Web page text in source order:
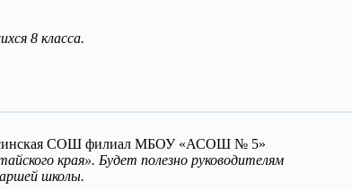
8 класса.
СОШ филиал МБОУ «АСОШ № 5»
края». Будет полезно руководителям
школы.